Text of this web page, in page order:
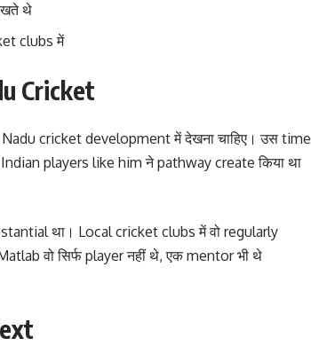
थे
clubs में
Cricket
cricket development में देखना चाहिए। उस time
players like him ने pathway create किया था
था। Local cricket clubs में वो regularly
वो सिर्फ player नहीं थे, एक mentor भी थे